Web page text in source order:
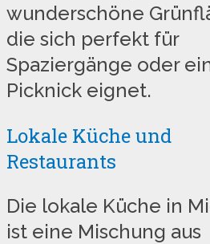
wunderschöne
die sich perfekt für
Spaziergänge oder
Picknick eignet.
Lokale Küche und
Restaurants
Die lokale Küche in
ist eine Mischung aus